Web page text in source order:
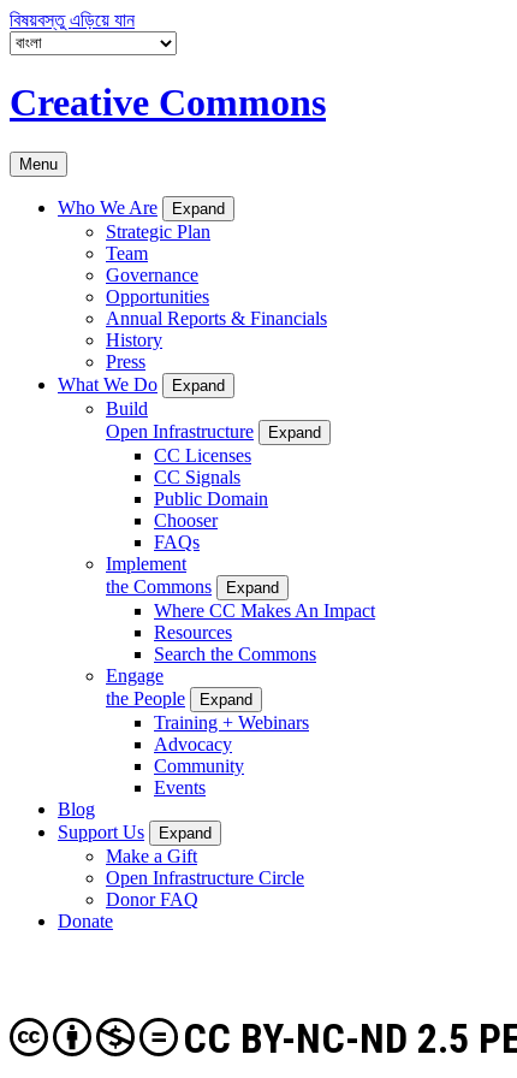
বিষয়বস্তু এড়িয়ে যান
Creative Commons
Menu
Who We Are Expand
Strategic Plan
Team
Governance
Opportunities
Annual Reports & Financials
History
Press
What We Do
Expand
Build
Open Infrastructure
Expand
CC Licenses
CC Signals
Public Domain
Chooser
FAQs
Implement
the Commons
Expand
Where CC Makes An Impact
Resources
Search the Commons
Engage
the People
Expand
Training + Webinars
Advocacy
Community
Events
Blog
Support Us
Expand
Make a Gift
Open Infrastructure Circle
Donor FAQ
Donate
CC BY-NC-ND 2.5